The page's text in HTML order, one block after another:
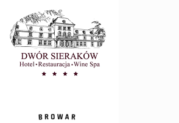
Dwór Sieraków
www.dworsierakow.pl/pl/
Browar Lubicz